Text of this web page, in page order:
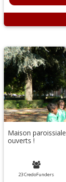
Maison
ouverts !
23 CredoFunders